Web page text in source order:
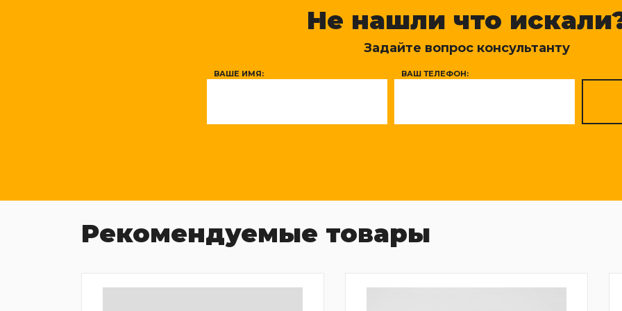
Не нашли что
Задайте вопрос консультанту
ВАШЕ ИМЯ: ВАШ ТЕЛЕФОН:
Рекомендуемые товары